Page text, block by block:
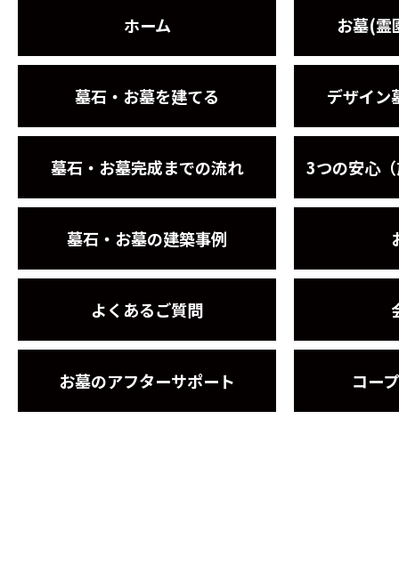
ホーム
墓石・お墓を建てる
墓石・お墓完成までの流れ
墓石・お墓の建築事例
よくあるご質問
お墓のアフターサポート
お墓(霊
デザイン
3つの安心
コー